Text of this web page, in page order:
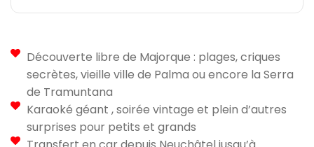
Découverte libre de Majorque : plages, criques
secrètes, vieille ville de Palma ou encore la Serra
de Tramuntana
Karaoké géant , soirée vintage et plein d’autres
surprises pour petits et grands